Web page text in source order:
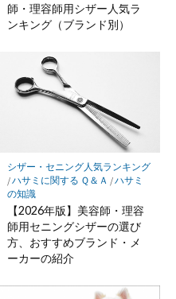
師・理容師用シザー人気ラ
ンキング（ブランド別）
シザー・セニング人気ランキング
/ハサミに関する Ｑ＆Ａ /ハサミ
の知識
【2026年版】美容師・理容
師用セニングシザーの選び
方、おすすめブランド・メ
ーカーの紹介